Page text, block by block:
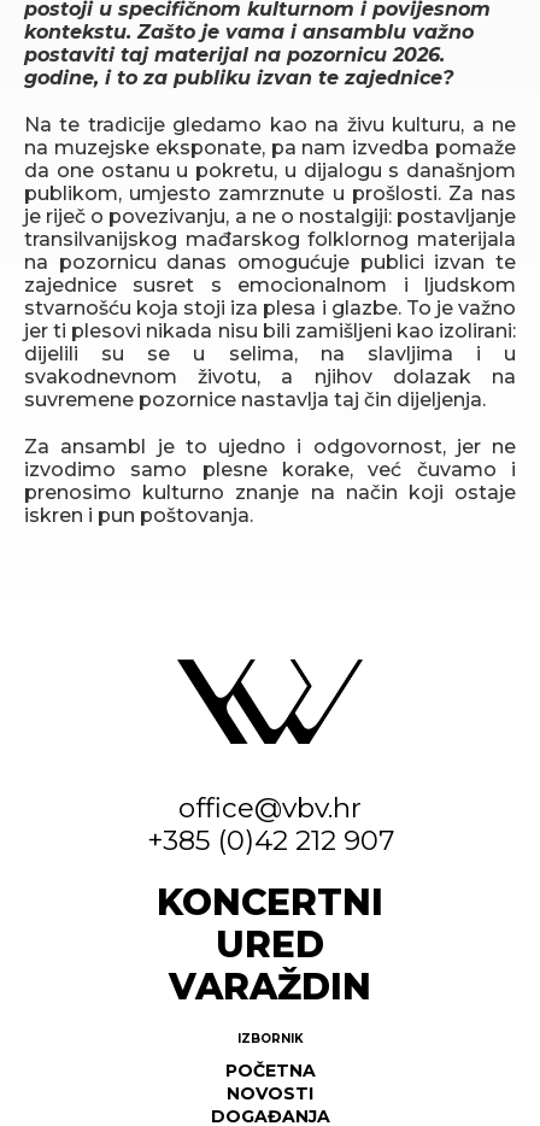
postoji u specifičnom kulturnom i povijesnom
kontekstu. Zašto je vama i ansamblu važno
postaviti taj materijal na pozornicu 2026.
godine, i to za publiku izvan te zajednice?
Na te tradicije gledamo kao na živu kulturu, a ne
na muzejske eksponate, pa nam izvedba pomaže
da one ostanu u pokretu, u dijalogu s današnjom
publikom, umjesto zamrznute u prošlosti. Za nas
je riječ o povezivanju, a ne o nostalgiji: postavljanje
transilvanijskog mađarskog folklornog materijala
na pozornicu danas omogućuje publici izvan te
zajednice susret s emocionalnom i ljudskom
stvarnošću koja stoji iza plesa i glazbe. To je važno
jer ti plesovi nikada nisu bili zamišljeni kao izolirani:
dijelili su se u selima, na slavljima i u
svakodnevnom životu, a njihov dolazak na
suvremene pozornice nastavlja taj čin dijeljenja.
Za ansambl je to ujedno i odgovornost, jer ne
izvodimo samo plesne korake, već čuvamo i
prenosimo kulturno znanje na način koji ostaje
iskren i pun poštovanja.
office@vbv.hr
+385 (0)42 212 907
KONCERTNI
URED
VARAŽDIN
IZBORNIK
POČETNA
NOVOSTI
DOGAĐANJA